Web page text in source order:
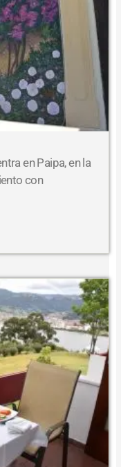
en Paipa, en la
con